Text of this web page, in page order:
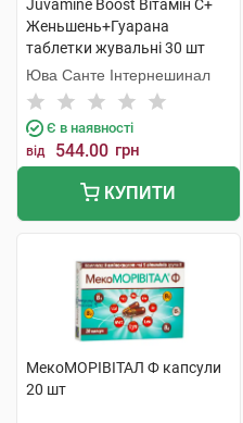
Juvamine Boost Вітамін C+
Женьшень+Гуарана
таблетки жувальні 30 шт
Юва Санте Інтернешинал
Є в наявності
від 544.00 грн
КУПИТИ
МекоМОРІВІТАЛ Ф капсули
20 шт